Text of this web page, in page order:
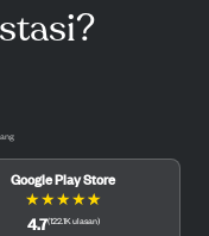
Google Play Store
★★★★★
4.7(122.1Kulasan)